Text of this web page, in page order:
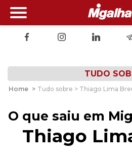
TUDO
Home > Tudo sobre > Thiago Lima
O que saiu em
Thiago